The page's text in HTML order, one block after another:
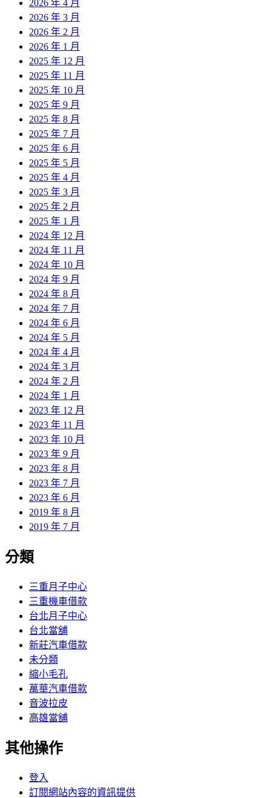
2026 年 4 月
2026 年 3 月
2026 年 2 月
2026 年 1 月
2025 年 12 月
2025 年 11 月
2025 年 10 月
2025 年 9 月
2025 年 8 月
2025 年 7 月
2025 年 6 月
2025 年 5 月
2025 年 4 月
2025 年 3 月
2025 年 2 月
2025 年 1 月
2024 年 12 月
2024 年 11 月
2024 年 10 月
2024 年 9 月
2024 年 8 月
2024 年 7 月
2024 年 6 月
2024 年 5 月
2024 年 4 月
2024 年 3 月
2024 年 2 月
2024 年 1 月
2023 年 12 月
2023 年 11 月
2023 年 10 月
2023 年 9 月
2023 年 8 月
2023 年 7 月
2023 年 6 月
2019 年 8 月
2019 年 7 月
分類
三重月子中心
三重機車借款
台北月子中心
台北當舖
新莊汽車借款
未分類
縮小毛孔
萬華汽車借款
音波拉皮
高雄當舖
其他操作
登入
訂閱網站內容的資訊提供